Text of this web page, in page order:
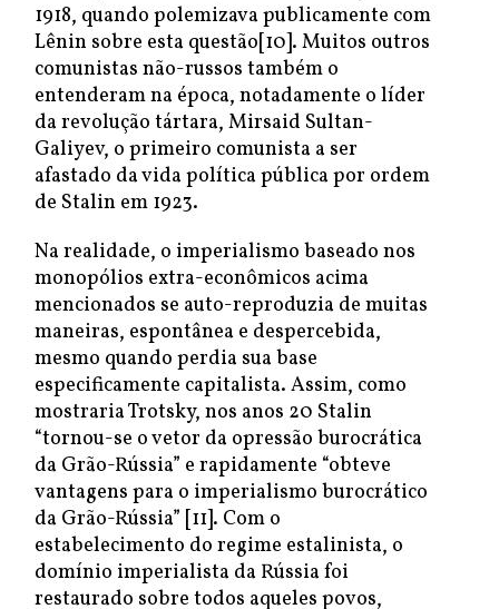
1918, quando polemizava publicamente com
Lênin sobre esta questão[10]. Muitos outros
comunistas não-russos também o
entenderam na época, notadamente o líder
da revolução tártara, Mirsaid Sultan-
Galiyev, o primeiro comunista a ser
afastado da vida política pública por ordem
de Stalin em 1923.
Na realidade, o imperialismo baseado nos
monopólios extra-econômicos acima
mencionados se auto-reproduzia de muitas
maneiras, espontânea e despercebida,
mesmo quando perdia sua base
especificamente capitalista. Assim, como
mostraria Trotsky, nos anos 20 Stalin
“tornou-se o vetor da opressão burocrática
da Grão-Rússia” e rapidamente “obteve
vantagens para o imperialismo burocrático
da Grão-Rússia” [11]. Com o
estabelecimento do regime estalinista, o
domínio imperialista da Rússia foi
restaurado sobre todos aqueles povos,